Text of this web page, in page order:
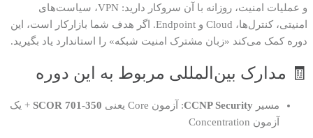
و عملیات امنیت، روزانه با آن سروکار دارید: VPN، سیاست‌های
امنیتی، کنترل‌ها، Cloud و Endpoint. اگر هدف شما بازارکار است، این
دوره کمک می‌کند «زبان مشترک امنیت شبکه» را استاندارد یاد بگیرید.
🧾 مدارک بین‌المللی مربوط به این دوره
مسیر CCNP Security: آزمون Core یعنی 350-701 SCOR
+ یک
آزمون Concentration